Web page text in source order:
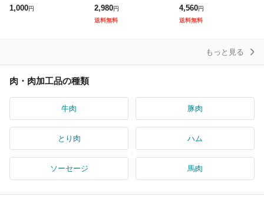
0g×2) 牛タン 牛たん し
1,000円
冷凍 惣菜 おかず おつ
まみ 冷凍食品 つくね
名古屋コーチン 肉団子
2,980円
送料無料
け/タレ漬け 牛ホルモン
3種セット 大容量750g
│ ご飯やビールに相性
4,560円
送料無料
もっと見る
肉・肉加工品の種類
牛肉 豚肉
とり肉 ハム
ソーセージ 馬肉